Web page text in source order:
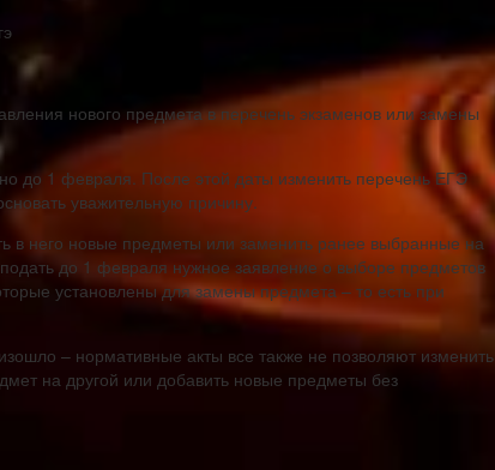
нового предмета в перечень экзаменов или замены
до 1 февраля. После этой даты изменить перечень ЕГЭ
уважительную причину.
в него новые предметы или заменить ранее выбранные на
до 1 февраля нужное заявление о выборе предметов
установлены для замены предмета – то есть при
– нормативные акты все также не позволяют изменить
на другой или добавить новые предметы без